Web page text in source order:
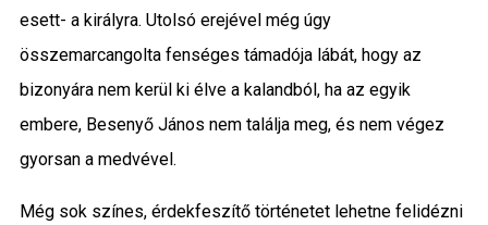
esett- a királyra. Utolsó erejével még úgy
összemarcangolta fenséges támadója lábát, hogy az
bizonyára nem kerül ki élve a kalandból, ha az egyik
embere, Besenyő János nem találja meg, és nem végez
gyorsan a medvével.
Még sok színes, érdekfeszítő történetet lehetne felidézni